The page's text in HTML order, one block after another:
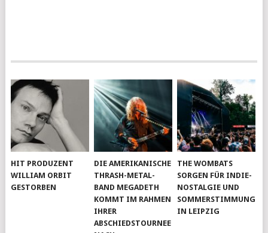
HIT PRODUZENT
WILLIAM ORBIT
GESTORBEN
DIE AMERIKANISCHE
THRASH-METAL-
BAND MEGADETH
KOMMT IM RAHMEN
IHRER
ABSCHIEDSTOURNEE
THE WOMBATS
SORGEN FÜR INDIE-
NOSTALGIE UND
SOMMERSTIMMUNG
IN LEIPZIG